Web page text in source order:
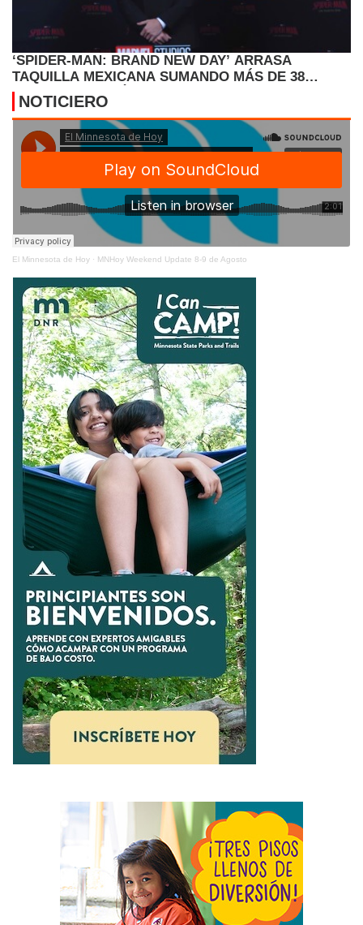
‘SPIDER-MAN: BRAND NEW DAY’ ARRASA
TAQUILLA MEXICANA SUMANDO MÁS DE 38
MILLONES DE DÓLARES
NOTICIERO
El Minnesota de Hoy · MNHoy Weekend Update 8-9 de Agosto